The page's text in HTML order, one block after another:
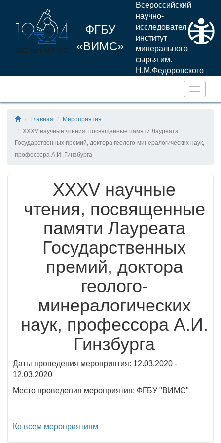
ФГБУ
«ВИМС»
Всероссийский
научно-
исследовательский
институт
минерального
сырья им.
Н.М.Федоровского
Главная
Мероприятия
XXXV научные чтения, посвященные памяти Лауреата
Государственных премий, доктора геолого-минералогических наук,
профессора А.И. Гинзбурга
XXXV научные
чтения, посвященные
памяти Лауреата
Государственных
премий, доктора
геолого-
минералогических
наук, профессора А.И.
Гинзбурга
Даты проведения мероприятия: 12.03.2020 -
12.03.2020
Место проведения мероприятия: ФГБУ "ВИМС"
Ко всем мероприятиям